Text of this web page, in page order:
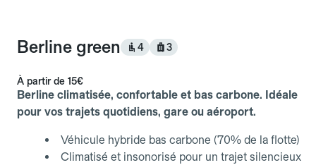
Berline green 4 3
À partir de 15€
Berline climatisée, confortable et bas carbone. Idéale
pour vos trajets quotidiens, gare ou aéroport.
Véhicule hybride bas carbone (70% de la flotte)
Climatisé et insonorisé pour un trajet silencieux